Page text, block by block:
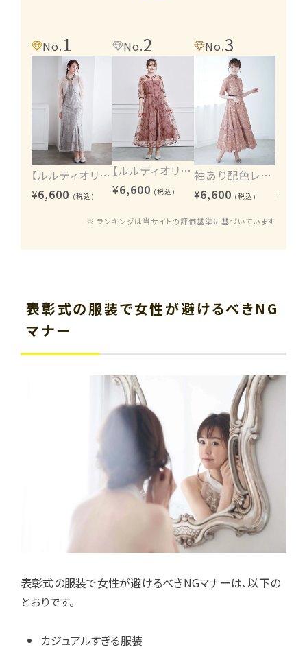
No.1
【ルルティオリジナル】ヴィンテージレース2wayワンピース
¥6,600 (税込)
No.2
【ルルティオリジナル】エンブロイダリーワンピース
¥6,600 (税込)
No.3
袖あり配色レースハシゴ切り替えワンピース
¥6,600 (税込) ¥
※ ランキングは当サイトの評価基準に基づいています
表彰式の服装で女性が避けるべきNG
マナー
表彰式の服装で女性が避けるべきNGマナーは、以下の
とおりです。
カジュアルすぎる服装